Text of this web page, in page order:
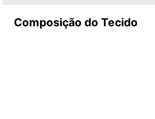
Composição do Tecido